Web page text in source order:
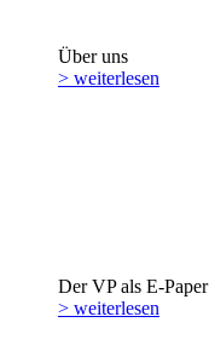
Über uns
> weiterlesen
Der VP als E-Paper
> weiterlesen